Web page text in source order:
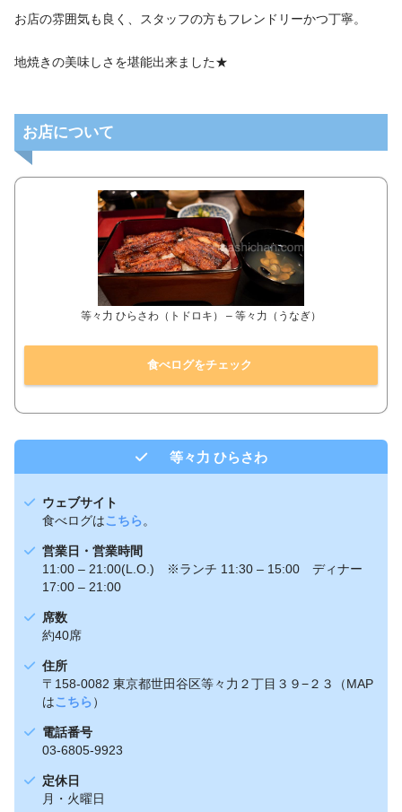
お店の雰囲気も良く、スタッフの方もフレンドリーかつ丁寧。
地焼きの美味しさを堪能出来ました★
お店について
等々力 ひらさわ（トドロキ） – 等々力（うなぎ）
食べログをチェック
等々力 ひらさわ
ウェブサイト
食べログはこちら。
営業日・営業時間
11:00 – 21:00(L.O.) ※ランチ 11:30 – 15:00 ディナー
17:00 – 21:00
席数
約40席
住所
〒158-0082 東京都世田谷区等々力２丁目３９−２３（MAP
はこちら）
電話番号
03-6805-9923
定休日
月・火曜日